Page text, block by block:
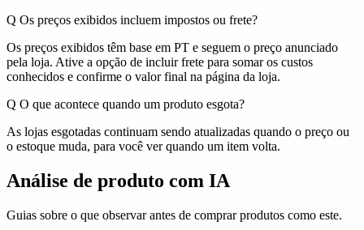
Q Os preços exibidos incluem impostos ou frete?
Os preços exibidos têm base em PT e seguem o preço anunciado
pela loja. Ative a opção de incluir frete para somar os custos
conhecidos e confirme o valor final na página da loja.
Q O que acontece quando um produto esgota?
As lojas esgotadas continuam sendo atualizadas quando o preço ou
o estoque muda, para você ver quando um item volta.
Análise de produto com IA
Guias sobre o que observar antes de comprar produtos como este.